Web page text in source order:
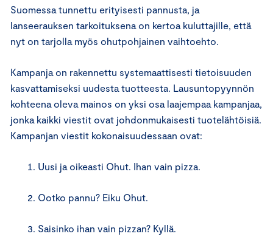
Suomessa tunnettu erityisesti pannusta, ja
lanseerauksen tarkoituksena on kertoa kuluttajille, että
nyt on tarjolla myös ohutpohjainen vaihtoehto.
Kampanja on rakennettu systemaattisesti tietoisuuden
kasvattamiseksi uudesta tuotteesta. Lausuntopyynnön
kohteena oleva mainos on yksi osa laajempaa kampanjaa,
jonka kaikki viestit ovat johdonmukaisesti tuotelähtöisiä.
Kampanjan viestit kokonaisuudessaan ovat:
Uusi ja oikeasti Ohut. Ihan vain pizza.
Ootko pannu? Eiku Ohut.
Saisinko ihan vain pizzan? Kyllä.